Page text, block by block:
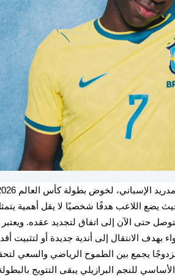
يضع اللاعب هدفًا شخصيًا لا يقل أهمية
حتى الآن إلى اتفاق لتجديد عقده.
الانتقال إلى أندية جديدة أو لتثبيت
يجمع بين الطموح الرياضي والسعي
للنجم البرازيلي يبقى التتويج